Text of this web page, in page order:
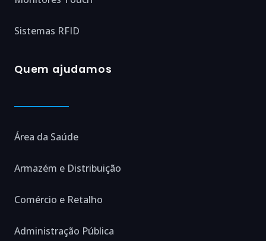
Sistemas RFID
Quem ajudamos
Área da Saúde
Armazém e Distribuição
Comércio e Retalho
Administração Pública